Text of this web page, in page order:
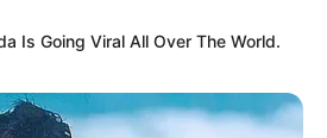
Is Going Viral All Over The World.